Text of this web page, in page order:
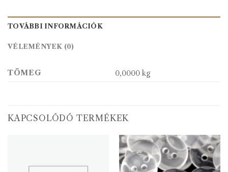
TOVÁBBI INFORMÁCIÓK
VÉLEMÉNYEK (0)
TÖMEG 0,0000 kg
KAPCSOLÓDÓ TERMÉKEK